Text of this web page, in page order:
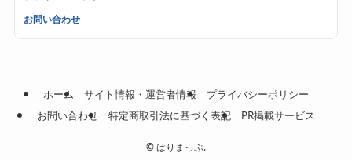
お問い合わせ
ホーム サイト情報・運営者情報
プライバシーポリシー
お問い合わせ
特定商取引法に基づく表記 PR掲載サービス
©はりまっぷ.